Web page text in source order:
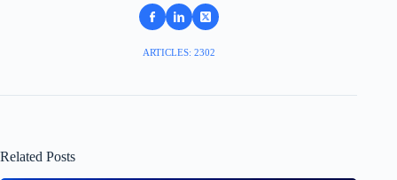
ARTICLES: 2302
Related Posts